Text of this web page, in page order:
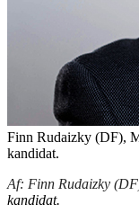
Finn Rudaizky (DF),
kandidat.
Af: Finn Rudaizky
kandidat.